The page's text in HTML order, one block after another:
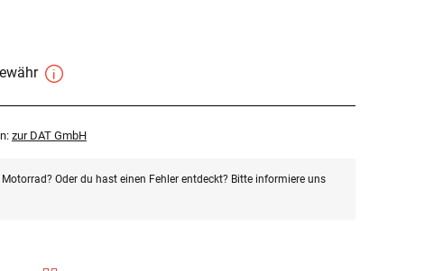
zur DAT GmbH
Oder du hast einen Fehler entdeckt? Bitte informiere uns